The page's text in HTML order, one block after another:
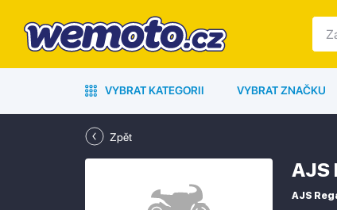
VYBRAT KATEGORII VYBRAT ZNAČKU
Zpět
AJS
AJS